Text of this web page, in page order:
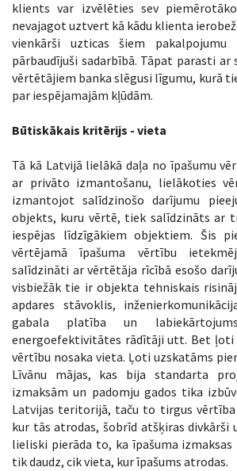
klients var izvēlēties sev
nevajagot uztvert kā kādu klienta
vienkārši uzticas šiem
pārbaudījuši sadarbībā. Tāpat parasti ar
vērtētājiem banka slēgusi līgumu, kurā
par iespējamajām kļūdām.
Būtiskākais kritērijs - vieta
Tā kā Latvijā lielākā daļa no īpašumu
ar privāto izmantošanu, lielākoties
izmantojot salīdzinošo darījumu
objekts, kuru vērtē, tiek salīdzināts ar
iespējas līdzīgākiem objektiem. Šis
vērtējamā īpašuma vērtību
salīdzināti ar vērtētāja rīcībā esošo
visbiežāk tie ir objekta tehniskais
apdares stāvoklis,
gabala platība un
energoefektivitātes rādītāji utt. Bet ļoti
vērtību nosaka vieta. Ļoti uzskatāms
Līvānu mājas, kas bija standarta
izmaksām un padomju gados tika
Latvijas teritorijā, taču to tirgus
kur tās atrodas, šobrīd atšķiras divkārši
lieliski pierāda to, ka īpašuma
tik daudz, cik vieta, kur īpašums atrodas.